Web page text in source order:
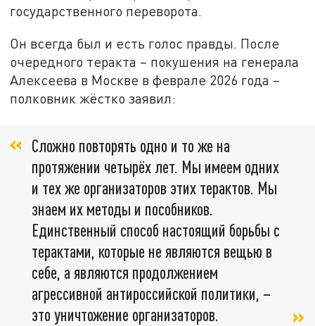
государственного переворота.
Он всегда был и есть голос правды. После
очередного теракта – покушения на генерала
Алексеева в Москве в феврале 2026 года –
полковник жёстко заявил:
Сложно повторять одно и то же на
протяжении четырёх лет. Мы имеем одних
и тех же организаторов этих терактов. Мы
знаем их методы и пособников.
Единственный способ настоящий борьбы с
терактами, которые не являются вещью в
себе, а являются продолжением
агрессивной антироссийской политики, –
это уничтожение организаторов.